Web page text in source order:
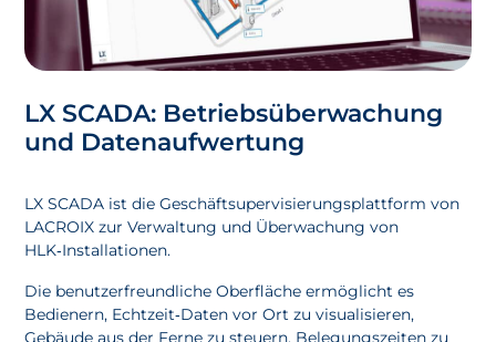
LX SCADA: Betriebsüberwachung
und Datenaufwertung
LX SCADA ist die Geschäftsup­ervisierungsplattform von
LACROIX zur Verwaltung und Überwachung von
HLK‑Installationen.
Die benutzerfreundliche Oberfläche ermöglicht es
Bedienern, Echtzeit‑Daten vor Ort zu visualisieren,
Gebäude aus der Ferne zu steuern, Belegungszeiten zu